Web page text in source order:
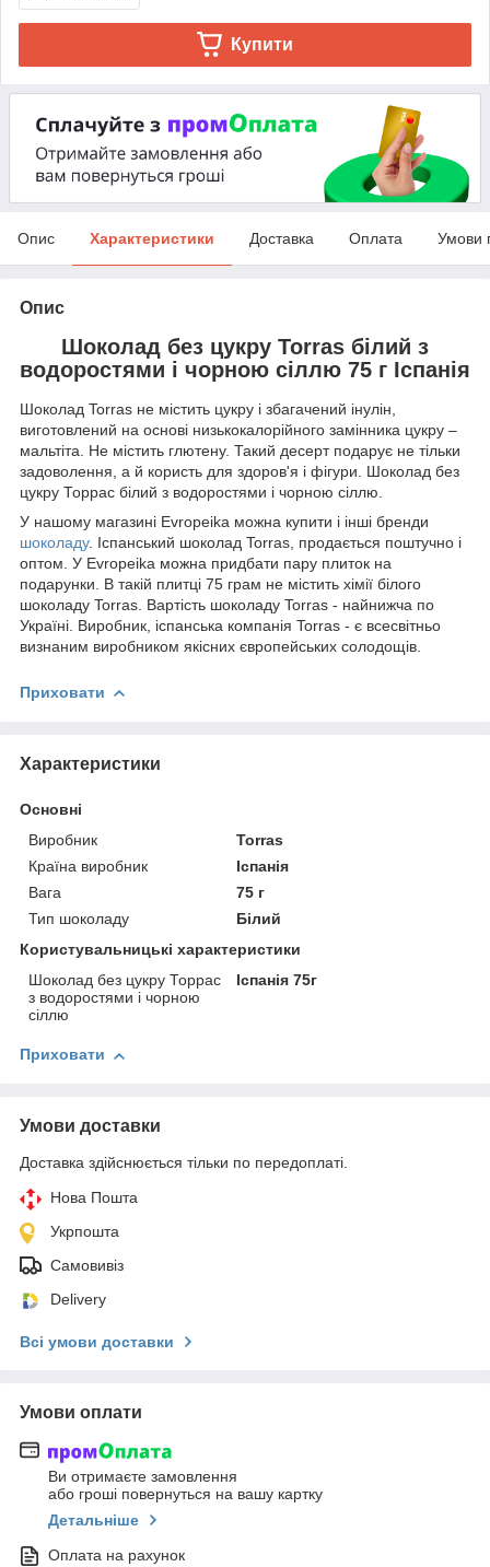
Купити
Опис Характеристики Доставка Оплата Умови
Опис
Шоколад без цукру Torras білий з
водоростями і чорною сіллю 75 г Іспанія
Шоколад Torras не містить цукру і збагачений інулін,
виготовлений на основі низькокалорійного замінника цукру –
мальтіта. Не містить глютену. Такий десерт подарує не тільки
задоволення, а й користь для здоров'я і фігури. Шоколад без
цукру Торрас білий з водоростями і чорною сіллю.
У нашому магазині Evropeika можна купити і інші бренди
шоколаду. Іспанський шоколад Torras, продається поштучно і
оптом. У Evropeika можна придбати пару плиток на
подарунки. В такій плитці 75 грам не містить хімії білого
шоколаду Torras. Вартість шоколаду Torras - найнижча по
Україні. Виробник, іспанська компанія Torras - є всесвітньо
визнаним виробником якісних європейських солодощів.
Приховати
Характеристики
Основні
Виробник
Torras
Країна виробник
Іспанія
Вага
75 г
Тип шоколаду
Білий
Користувальницькі характеристики
Шоколад без цукру Торрас
з водоростями і чорною
сіллю
Іспанія 75г
Приховати
Умови доставки
Доставка здійснюється тільки по передоплаті.
Нова Пошта
Укрпошта
Самовивіз
Delivery
Всі умови доставки
Умови оплати
Ви отримаєте замовлення
або гроші повернуться на вашу картку
Детальніше
Оплата на рахунок